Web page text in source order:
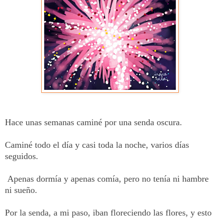
Hace unas semanas caminé por una senda oscura.
Caminé todo el día y casi toda la noche, varios días
seguidos.
Apenas dormía y apenas comía, pero no tenía ni hambre
ni sueño.
Por la senda, a mi paso, iban floreciendo las flores, y esto